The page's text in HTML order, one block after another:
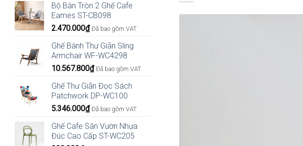
Bộ Bàn Tròn 2 Ghế Cafe
Eames ST-CB098
2.470.000₫ Đã bao gồm VAT
Ghế Bành Thư Giãn Sling
Armchair WF-WC4298
10.567.800₫ Đã bao gồm VAT
Ghế Thư Giãn Đọc Sách
Patchwork DP-WC100
5.346.000₫ Đã bao gồm VAT
Ghế Cafe Sân Vườn Nhựa
Đúc Cao Cấp ST-WC205